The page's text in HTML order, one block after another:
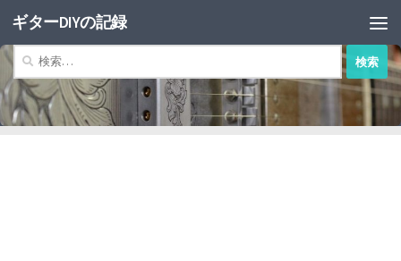
コンテンツへスキップ
ギターDIYの記録
索: